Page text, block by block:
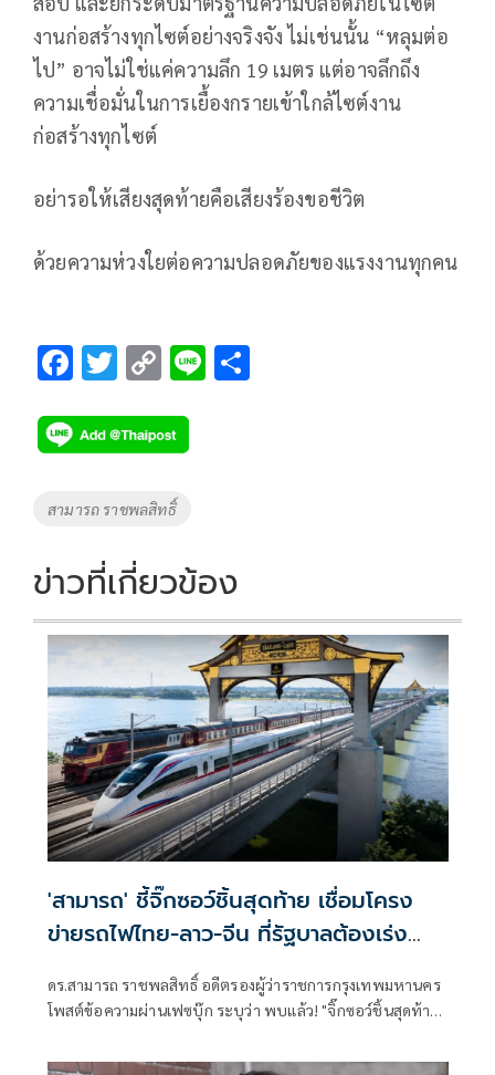
งานก่อสร้างทุกไซต์อย่างจริงจัง ไม่เช่นนั้น “หลุมต่อ
ไป” อาจไม่ใช่แค่ความลึก 19 เมตร แต่อาจลึกถึง
ความเชื่อมั่นในการเยื้องกรายเข้าใกล้ไซต์งาน
ก่อสร้างทุกไซต์
อย่ารอให้เสียงสุดท้ายคือเสียงร้องขอชีวิต
ด้วยความห่วงใยต่อความปลอดภัยของแรงงานทุกคน
F
e
b
o
k
T
tt
er
C
p
y
Li
k
Li
Tags
สามารถ ราชพลสิทธิ์
ข่าวที่เกี่ยวข้อง
'สามารถ' ชี้จิ๊กซอว์ชิ้นสุดท้าย เชื่อมโครง
ข่ายรถไฟไทย-ลาว-จีน ที่รัฐบาลต้องเร่ง
ดร.สามารถ ราชพลสิทธิ์ อดีตรองผู้ว่าราชการกรุงเทพมหานคร
โพสต์ข้อความผ่านเฟซบุ๊ก ระบุว่า พบแล้ว! "จิ๊กซอว์ชิ้นสุดท้าย"